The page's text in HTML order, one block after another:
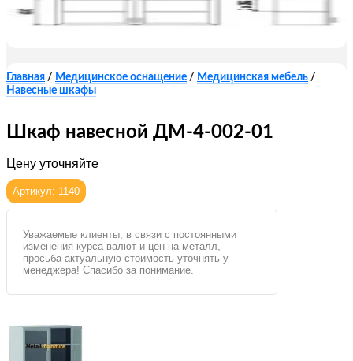
Главная / Медицинское оснащение / Медицинская мебель /
Навесные шкафы
Шкаф навесной ДМ-4-002-01
Цену уточняйте
Артикул: 1140
Уважаемые клиенты, в связи с постоянными
изменения курса валют и цен на металл,
просьба актуальную стоимость уточнять у
менеджера! Спасибо за понимание.